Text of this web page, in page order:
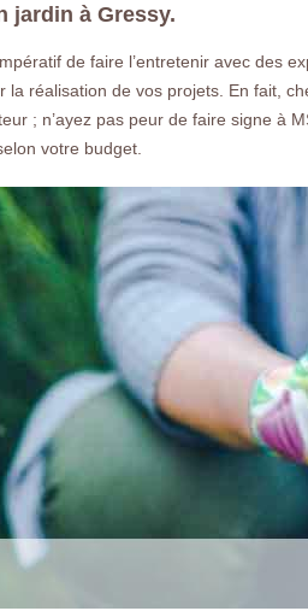
jardin à Gressy.
de faire l’entretenir avec des
réalisation de vos projets. En fait,
; n’ayez pas peur de faire signe à
votre budget.